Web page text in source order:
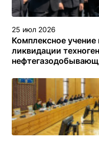
25 июл 2026
Комплексное
ликвидации
туркменском